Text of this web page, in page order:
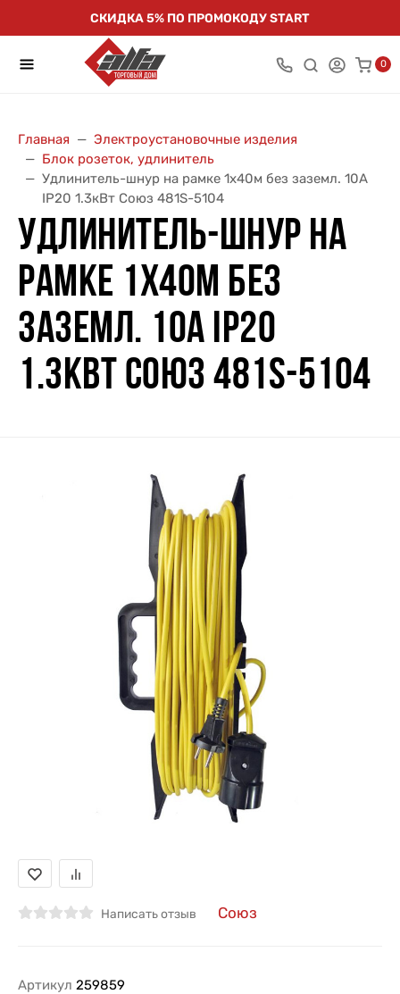
СКИДКА 5% ПО ПРОМОКОДУ START
0
Главная
Электроустановочные изделия
Блок розеток, удлинитель
Удлинитель-шнур на рамке 1х40м без заземл. 10А
IP20 1.3кВт Союз 481S-5104
УДЛИНИТЕЛЬ-ШНУР НА
РАМКЕ 1Х40М БЕЗ
ЗАЗЕМЛ. 10А IP20
1.3КВТ СОЮЗ 481S-5104
Написать отзыв Союз
Артикул 259859